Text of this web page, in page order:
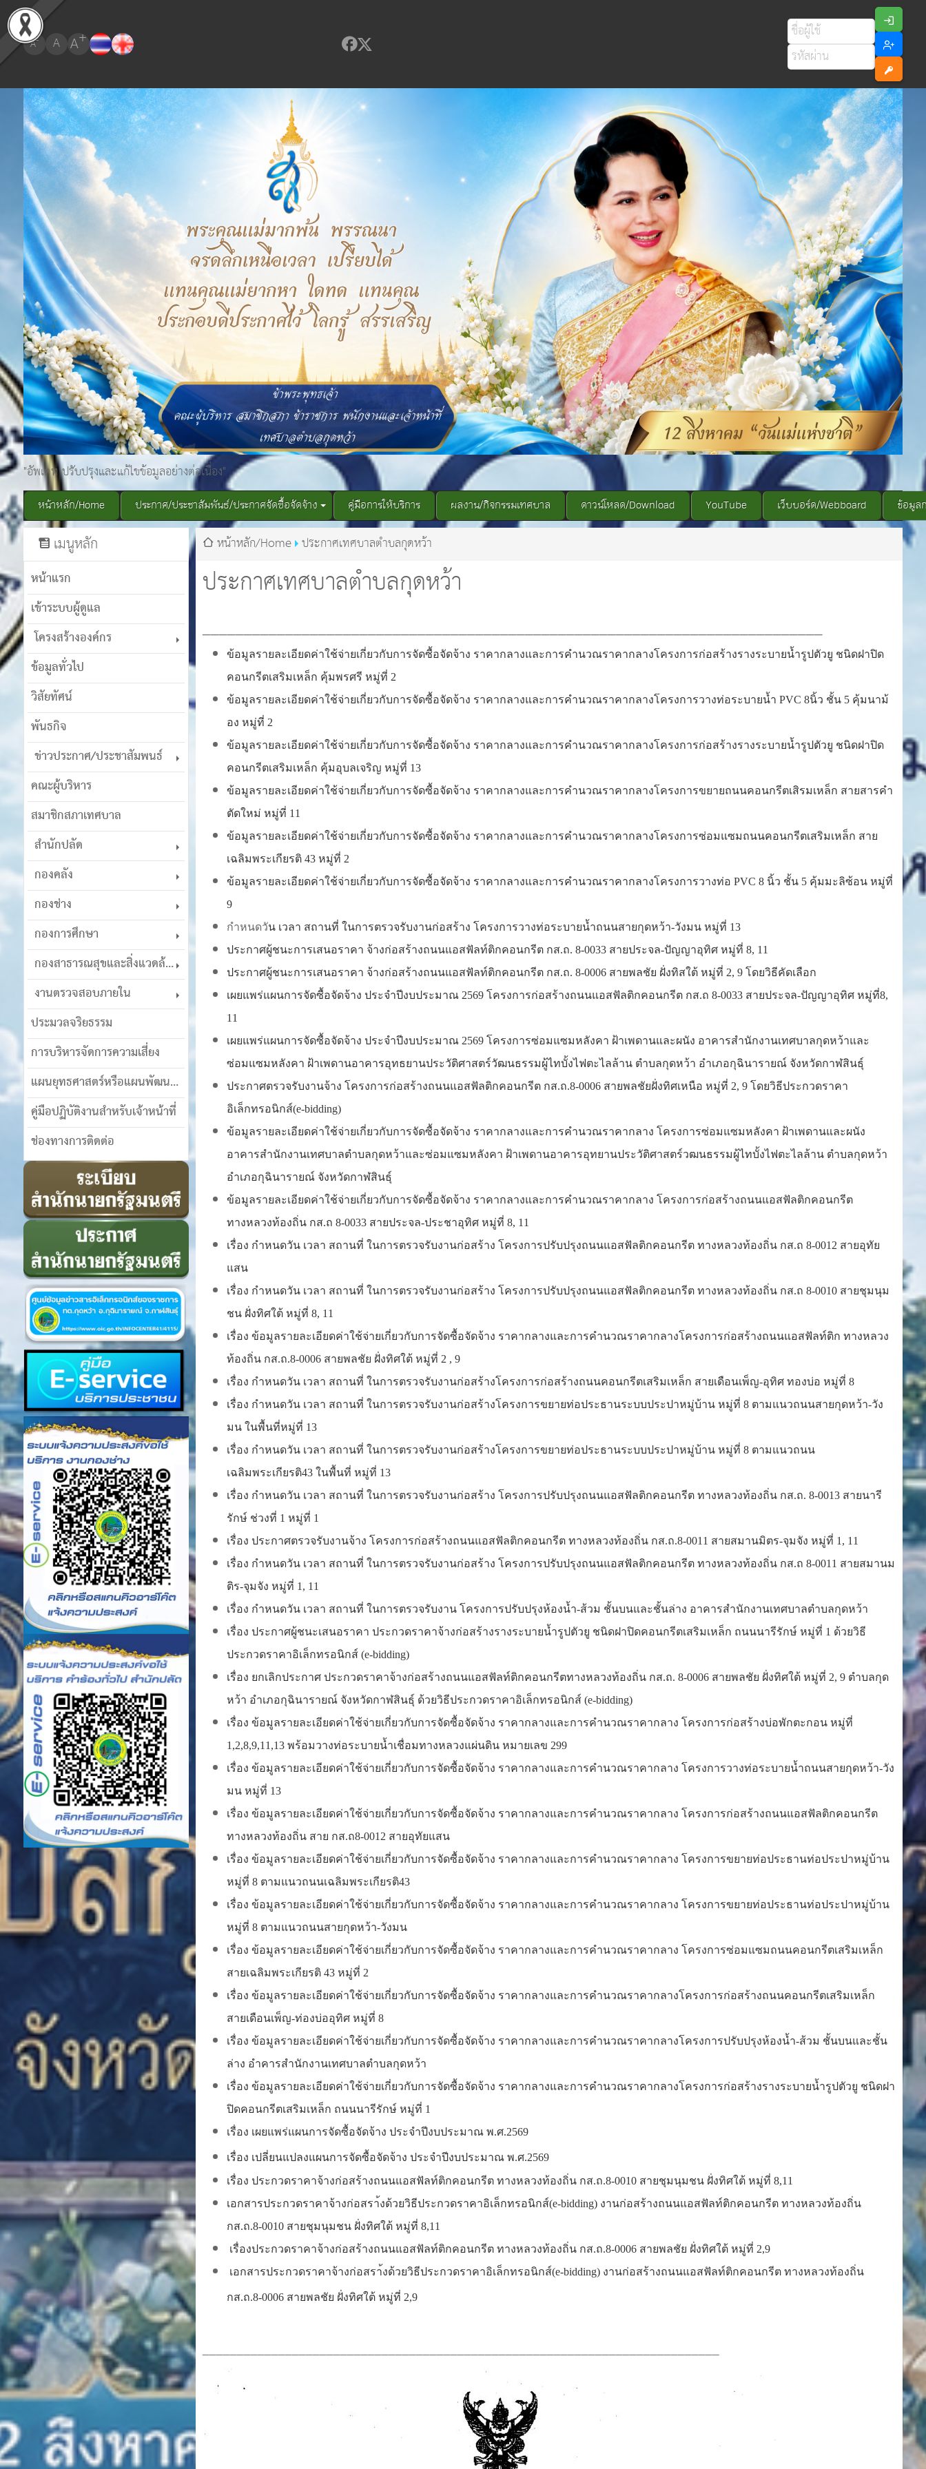
A- A A+
"อัพเดท ปรับปรุงและแก้ไขข้อมูลอย่างต่อเนื่อง"
หน้าหลัก/Home ประกาศ/ประชาสัมพันธ์/ประกาศจัดซื้อจัดจ้าง คู่มือการให้บริการ ผลงาน/กิจกรรมเทศบาล ดาวน์โหลด/Download YouTube เว็บบอร์ด/Webboard ข้อมูล
เมนูหลัก
หน้าแรก
เข้าระบบผู้ดูแล
โครงสร้างองค์กร
ข้อมูลทั่วไป
วิสัยทัศน์
พันธกิจ
ข่าวประกาศ/ประชาสัมพนธ์
คณะผู้บริหาร
สมาชิกสภาเทศบาล
สำนักปลัด
กองคลัง
กองช่าง
กองการศึกษา
กองสาธารณสุขและสิ่งแวดล้อม
งานตรวจสอบภายใน
ประมวลจริยธรรม
การบริหารจัดการความเสี่ยง
แผนยุทธศาสตร์หรือแผนพัฒนาฯ
คู่มือปฏิบัติงานสำหรับเจ้าหน้าที่
ช่องทางการติดต่อ
ประกาศเทศบาลตำบลกุดหว้า
หน้าหลัก/Home ประกาศเทศบาลตำบลกุดหว้า
ข้อมูลรายละเอียดค่าใช้จ่ายเกี่ยวกับการจัดซื้อจัดจ้าง ราคากลางและการคำนวณราคากลางโครงการก่อสร้างรางระบายน้ำรูปตัวยู ชนิดฝาปิด
คอนกรีตเสริมเหล็ก คุ้มพรศรี หมู่ที่ 2
ข้อมูลรายละเอียดค่าใช้จ่ายเกี่ยวกับการจัดซื้อจัดจ้าง ราคากลางและการคำนวณราคากลางโครงการวางท่อระบายน้ำ PVC 8นิ้ว ชั้น 5 คุ้มนาม้
อง หมู่ที่ 2
ข้อมูลรายละเอียดค่าใช้จ่ายเกี่ยวกับการจัดซื้อจัดจ้าง ราคากลางและการคำนวณราคากลางโครงการก่อสร้างรางระบายน้ำรูปตัวยู ชนิดฝาปิด
คอนกรีตเสริมเหล็ก คุ้มอุบลเจริญ หมู่ที่ 13
ข้อมูลรายละเอียดค่าใช้จ่ายเกี่ยวกับการจัดซื้อจัดจ้าง ราคากลางและการคำนวณราคากลางโครงการขยายถนนคอนกรีตเสิรมเหล็ก สายสารคำ
ตัดใหม่ หมู่ที่ 11
ข้อมูลรายละเอียดค่าใช้จ่ายเกี่ยวกับการจัดซื้อจัดจ้าง ราคากลางและการคำนวณราคากลางโครงการซ่อมแซมถนนคอนกรีตเสริมเหล็ก สาย
เฉลิมพระเกียรติ 43 หมู่ที่ 2
ข้อมูลรายละเอียดค่าใช้จ่ายเกี่ยวกับการจัดซื้อจัดจ้าง ราคากลางและการคำนวณราคากลางโครงการวางท่อ PVC 8 นิ้ว ชั้น 5 คุ้มมะลิซ้อน หมู่ที่
9
กำหนดวัน เวลา สถานที่ ในการตรวจรับงานก่อสร้าง โครงการวางท่อระบายน้ำถนนสายกุดหว้า-วังมน หมู่ที่ 13
ประกาศผู้ชนะการเสนอราคา จ้างก่อสร้างถนนแอสฟัลท์ติกคอนกรีต กส.ถ. 8-0033 สายประจล-ปัญญาอุทิศ หมู่ที่ 8, 11
ประกาศผู้ชนะการเสนอราคา จ้างก่อสร้างถนนแอสฟัลท์ติกคอนกรีต กส.ถ. 8-0006 สายพลชัย ฝั่งทิสใต้ หมู่ที่ 2, 9 โดยวิธีคัดเลือก
เผยแพร่แผนการจัดซื้อจัดจ้าง ประจำปีงบประมาณ 2569 โครงการก่อสร้างถนนแอสฟัลติกคอนกรีต กส.ถ 8-0033 สายประจล-ปัญญาอุทิศ หมู่ที่8,
11
เผยแพร่แผนการจัดซื้อจัดจ้าง ประจำปีงบประมาณ 2569 โครงการซ่อมแซมหลังคา ฝ้าเพดานและผนัง อาคารสำนักงานเทศบาลกุดหว้าและ
ซ่อมแซมหลังคา ฝ้าเพดานอาคารอุทธยานประวัติศาสตร์วัฒนธรรมผู้ไทบั้งไฟตะไลล้าน ตำบลกุดหว้า อำเภอกุฉินารายณ์ จังหวัดกาฬสินธุ์
ประกาศตรวจรับงานจ้าง โครงการก่อสร้างถนนแอสฟัลติกคอนกรีต กส.ถ.8-0006 สายพลชัยฝั่งทิศเหนือ หมู่ที่ 2, 9 โดยวิธีประกวดราคา
อิเล็กทรอนิกส์(e-bidding)
ข้อมูลรายละเอียดค่าใช้จ่ายเกี่ยวกับการจัดซื้อจัดจ้าง ราคากลางและการคำนวณราคากลาง โครงการซ่อมแซมหลังคา ฝ้าเพดานและผนัง
อาคารสำนักงานเทศบาลตำบลกุดหว้าและซ่อมแซมหลังคา ฝ้าเพดานอาคารอุทยานประวัติศาสตร์วฒนธรรมผู้ไทบั้งไฟตะไลล้าน ตำบลกุดหว้า
อำเภอกุฉินารายณ์ จังหวัดกาฬสินธุ์
ข้อมูลรายละเอียดค่าใช้จ่ายเกี่ยวกับการจัดซื้อจัดจ้าง ราคากลางและการคำนวณราคากลาง โครงการก่อสร้างถนนแอสฟัลติกคอนกรีต
ทางหลวงท้องถิ่น กส.ถ 8-0033 สายประจล-ประชาอุทิศ หมู่ที่ 8, 11
เรื่อง กำหนดวัน เวลา สถานที่ ในการตรวจรับงานก่อสร้าง โครงการปรับปรุงถนนแอสฟัลติกคอนกรีต ทางหลวงท้องถิ่น กส.ถ 8-0012 สายอุทัย
แสน
เรื่อง กำหนดวัน เวลา สถานที่ ในการตรวจรับงานก่อสร้าง โครงการปรับปรุงถนนแอสฟัลติกคอนกรีต ทางหลวงท้องถิ่น กส.ถ 8-0010 สายชุมนุม
ชน ฝั่งทิศใต้ หมู่ที่ 8, 11
เรื่อง ข้อมูลรายละเอียดค่าใช้จ่ายเกี่ยวกับการจัดซื้อจัดจ้าง ราคากลางและการคำนวณราคากลางโครงการก่อสร้างถนนแอสฟัลท์ติก ทางหลวง
ท้องถิ่น กส.ถ.8-0006 สายพลชัย ฝั่งทิศใต้ หมู่ที่ 2 , 9
เรื่อง กำหนดวัน เวลา สถานที่ ในการตรวจรับงานก่อสร้างโครงการก่อสร้างถนนคอนกรีตเสริมเหล็ก สายเดือนเพ็ญ-อุทิศ ทองบ่อ หมู่ที่ 8
เรื่อง กำหนดวัน เวลา สถานที่ ในการตรวจรับงานก่อสร้างโครงการขยายท่อประธานระบบประปาหมู่บ้าน หมู่ที่ 8 ตามแนวถนนสายกุดหว้า-วัง
มน ในพื้นที่หมู่ที่ 13
เรื่อง กำหนดวัน เวลา สถานที่ ในการตรวจรับงานก่อสร้างโครงการขยายท่อประธานระบบประปาหมู่บ้าน หมู่ที่ 8 ตามแนวถนน
เฉลิมพระเกียรติ43 ในพื้นที่ หมู่ที่ 13
เรื่อง กำหนดวัน เวลา สถานที่ ในการตรวจรับงานก่อสร้าง โครงการปรับปรุงถนนแอสฟัลติกคอนกรีต ทางหลวงท้องถิ่น กส.ถ. 8-0013 สายนารี
รักษ์ ช่วงที่ 1 หมู่ที่ 1
เรื่อง ประกาศตรวจรับงานจ้าง โครงการก่อสร้างถนนแอสฟัลติกคอนกรีต ทางหลวงท้องถิ่น กส.ถ.8-0011 สายสมานมิตร-จุมจัง หมู่ที่ 1, 11
เรื่อง กำหนดวัน เวลา สถานที่ ในการตรวจรับงานก่อสร้าง โครงการปรับปรุงถนนแอสฟัลติกคอนกรีต ทางหลวงท้องถิ่น กส.ถ 8-0011 สายสมานม
ติร-จุมจัง หมู่ที่ 1, 11
เรื่อง กำหนดวัน เวลา สถานที่ ในการตรวจรับงาน โครงการปรับปรุงห้องน้ำ-ส้วม ชั้นบนและชั้นล่าง อาคารสำนักงานเทศบาลตำบลกุดหว้า
เรื่อง ประกาศผู้ชนะเสนอราคา ประกวดราคาจ้างก่อสร้างรางระบายน้ำรูปตัวยู ชนิดฝาปิดคอนกรีตเสริมเหล็ก ถนนนารีรักษ์ หมู่ที่ 1 ด้วยวิธี
ประกวดราคาอิเล็กทรอนิกส์ (e-bidding)
เรื่อง ยกเลิกประกาศ ประกวดราคาจ้างก่อสร้างถนนแอสฟัลท์ติกคอนกรีตทางหลวงท้องถิ่น กส.ถ. 8-0006 สายพลชัย ฝั่งทิศใต้ หมู่ที่ 2, 9 ตำบลกุด
หว้า อำเภอกุฉินารายณ์ จังหวัดกาฬสินธุ์ ด้วยวิธีประกวดราคาอิเล็กทรอนิกส์ (e-bidding)
เรื่อง ข้อมูลรายละเอียดค่าใช้จ่ายเกี่ยวกับการจัดซื้อจัดจ้าง ราคากลางและการคำนวณราคากลาง โครงการก่อสร้างบ่อพักตะกอน หมู่ที่
1,2,8,9,11,13 พร้อมวางท่อระบายน้ำเชื่อมทางหลวงแผ่นดิน หมายเลข 299
เรื่อง ข้อมูลรายละเอียดค่าใช้จ่ายเกี่ยวกับการจัดซื้อจัดจ้าง ราคากลางและการคำนวณราคากลาง โครงการวางท่อระบายน้ำถนนสายกุดหว้า-วัง
มน หมู่ที่ 13
เรื่อง ข้อมูลรายละเอียดค่าใช้จ่ายเกี่ยวกับการจัดซื้อจัดจ้าง ราคากลางและการคำนวณราคากลาง โครงการก่อสร้างถนนแอสฟัลติกคอนกรีต
ทางหลวงท้องถิ่น สาย กส.ถ8-0012 สายอุทัยแสน
เรื่อง ข้อมูลรายละเอียดค่าใช้จ่ายเกี่ยวกับการจัดซื้อจัดจ้าง ราคากลางและการคำนวณราคากลาง โครงการขยายท่อประธานท่อประปาหมู่บ้าน
หมู่ที่ 8 ตามแนวถนนเฉลิมพระเกียรติ43
เรื่อง ข้อมูลรายละเอียดค่าใช้จ่ายเกี่ยวกับการจัดซื้อจัดจ้าง ราคากลางและการคำนวณราคากลาง โครงการขยายท่อประธานท่อประปาหมู่บ้าน
หมู่ที่ 8 ตามแนวถนนสายกุดหว้า-วังมน
เรื่อง ข้อมูลรายละเอียดค่าใช้จ่ายเกี่ยวกับการจัดซื้อจัดจ้าง ราคากลางและการคำนวณราคากลาง โครงการซ่อมแซมถนนคอนกรีตเสริมเหล็ก
สายเฉลิมพระเกียรติ 43 หมู่ที่ 2
เรื่อง ข้อมูลรายละเอียดค่าใช้จ่ายเกี่ยวกับการจัดซื้อจัดจ้าง ราคากลางและการคำนวณราคากลางโครงการก่อสร้างถนนคอนกรีตเสริมเหล็ก
สายเดือนเพ็ญ-ท่องบ่ออุทิศ หมู่ที่ 8
เรื่อง ข้อมูลรายละเอียดค่าใช้จ่ายเกี่ยวกับการจัดซื้อจัดจ้าง ราคากลางและการคำนวณราคากลางโครงการปรับปรุงห้องน้ำ-ส้วม ชั้นบนและชั้น
ล่าง อำคารสำนักงานเทศบาลตำบลกุดหว้า
เรื่อง ข้อมูลรายละเอียดค่าใช้จ่ายเกี่ยวกับการจัดซื้อจัดจ้าง ราคากลางและการคำนวณราคากลางโครงการก่อสร้างรางระบายน้ำรูปตัวยู ชนิดฝา
ปิดคอนกรีตเสริมเหล็ก ถนนนารีรักษ์ หมู่ที่ 1
เรื่อง เผยแพร่แผนการจัดซื้อจัดจ้าง ประจำปีงบประมาณ พ.ศ.2569
เรื่อง เปลี่ยนแปลงแผนการจัดซื้อจัดจ้าง ประจำปีงบประมาณ พ.ศ.2569
เรื่อง ประกวดราคาจ้างก่อสร้างถนนแอสฟัลท์ติกคอนกรีต ทางหลวงท้องถิ่น กส.ถ.8-0010 สายชุมนุมชน ฝั่งทิศใต้ หมู่ที่ 8,11
เอกสารประกวดราคาจ้างก่อสรา้งด้วยวิธีประกวดราคาอิเล็กทรอนิกส์(e-bidding) งานก่อสร้างถนนแอสฟัลท์ติกคอนกรีต ทางหลวงท้องถิ่น
กส.ถ.8-0010 สายชุมนุมชน ฝั่งทิศใต้ หมู่ที่ 8,11
เรื่องประกวดราคาจ้างก่อสร้างถนนแอสฟัลท์ติกคอนกรีต ทางหลวงท้องถิ่น กส.ถ.8-0006 สายพลชัย ฝั่งทิศใต้ หมู่ที่ 2,9
เอกสารประกวดราคาจ้างก่อสรา้งด้วยวิธีประกวดราคาอิเล็กทรอนิกส์(e-bidding) งานก่อสร้างถนนแอสฟัลท์ติกคอนกรีต ทางหลวงท้องถิ่น
กส.ถ.8-0006 สายพลชัย ฝั่งทิศใต้ หมู่ที่ 2,9